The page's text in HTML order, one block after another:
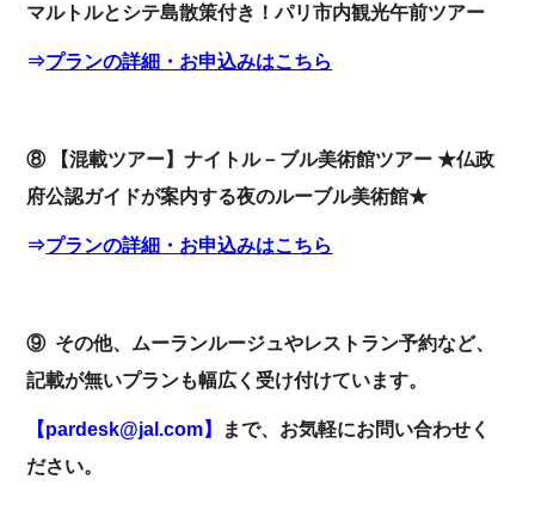
マルトルとシテ島散策付き！パリ市内観光午前ツアー
⇒プランの詳細・お申込みはこちら
⑧ 【混載ツアー】ナイトル－ブル美術館ツアー ★仏政
府公認ガイドが案内する夜のルーブル美術館★
⇒プランの詳細・お申込みはこちら
⑨ その他、ムーランルージュやレストラン予約など、
記載が無いプランも幅広く受け付けています。
【pardesk@jal.com】
まで、お気軽にお問い合わせく
ださい。